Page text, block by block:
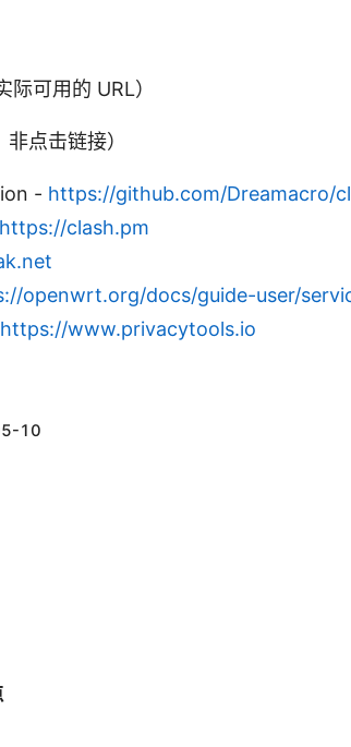
可用的 URL）
点击链接）
- https://github.com/Dreamacro/
https://clash.pm
openwrt.org/docs/guide-user/
https://www.privacytools.io
10